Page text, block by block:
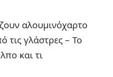
αλουμινόχαρτο
τις γλάστρες – Το
και τι